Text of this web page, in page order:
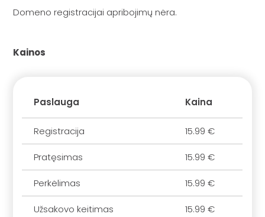
Domeno registracijai apribojimų nėra.
Kainos
Paslauga Kaina
Registracija 15.99 €
Pratęsimas 15.99 €
Perkėlimas 15.99 €
Užsakovo keitimas 15.99 €